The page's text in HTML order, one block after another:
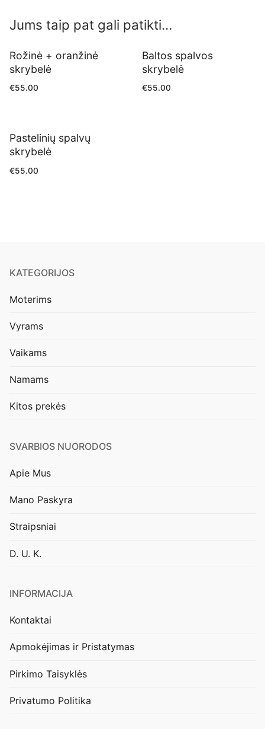
Jums taip pat gali patikti…
Rožinė + oranžinė
skrybelė
€55.00
Baltos spalvos
skrybelė
€55.00
Pastelinių spalvų
skrybelė
€55.00
KATEGORIJOS
Moterims
Vyrams
Vaikams
Namams
Kitos prekės
SVARBIOS NUORODOS
Apie Mus
Mano Paskyra
Straipsniai
D. U. K.
INFORMACIJA
Kontaktai
Apmokėjimas ir Pristatymas
Pirkimo Taisyklės
Privatumo Politika